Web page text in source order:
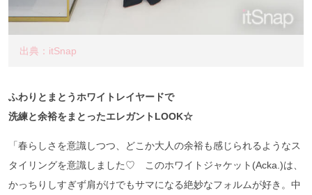
出典：itSnap
ふわりとまとうホワイトレイヤードで
洗練と余裕をまとったエレガントLOOK☆
「春らしさを意識しつつ、どこか大人の余裕も感じられるようなス
タイリングを意識しました♡ このホワイトジャケット(Acka.)は、
かっちりしすぎず肩がけでもサマになる絶妙なフォルムが好き。中